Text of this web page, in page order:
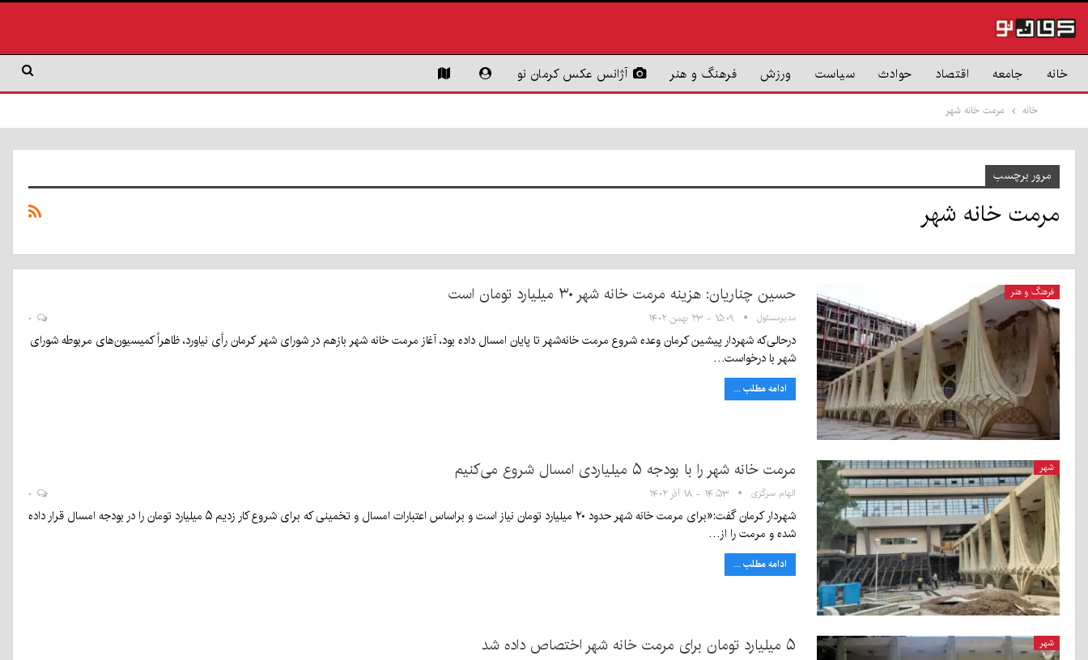
خانه جامعه اقتصاد حوادث سیاست ورزش فرهنگ و هنر آژانس عکس کرمان نو
خانه مرمت خانه شهر
مرور برچسب
مرمت خانه شهر
فرهنگ و هنر حسین چناریان: هزینه مرمت خانه شهر ۳۰ میلیارد تومان است
مدیرمسئول ۱۵:۰۹ - ۲۳ بهمن ۱۴۰۲
درحالی‌که شهردار پیشین کرمان وعده شروع مرمت خانه‌شهر تا پایان امسال داده بود، آغاز مرمت خانه شهر بازهم در شورای شهر کرمان رأی نیاورد، ظاهراً کمیسیون‌های مربوطه شورای
شهر با درخواست…
ادامه مطلب ...
شهر مرمت خانه شهر را با بودجه ۵ میلیاردی امسال شروع می‌کنیم
الهام سرگزی ۱۴:۵۳ - ۱۸ آذر ۱۴۰۲
شهردار کرمان گفت:«برای مرمت خانه شهر حدود ۲۰ میلیارد تومان نیاز است و براساس اعتبارات امسال و تخمینی که برای شروع کار زدیم ۵ میلیارد تومان را در بودجه امسال قرار داده
شده و مرمت را از…
ادامه مطلب ...
شهر ۵ میلیارد تومان برای مرمت خانه شهر اختصاص داده شد